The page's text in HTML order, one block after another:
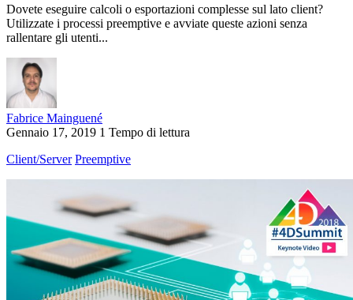
Dovete eseguire calcoli o esportazioni complesse sul lato client?
Utilizzate i processi preemptive e avviate queste azioni senza
rallentare gli utenti...
Fabrice Mainguené
Gennaio 17, 2019 1 Tempo di lettura
Client/Server Preemptive